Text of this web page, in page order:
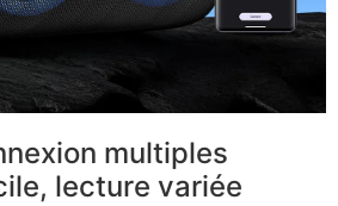
multiples
lecture variée